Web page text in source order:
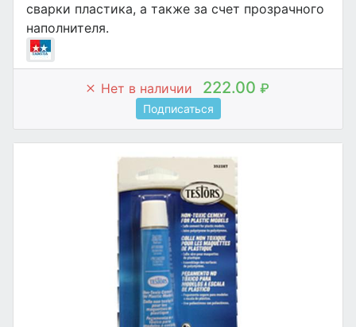
сварки пластика, а также за счет прозрачного
наполнителя.
Нет в наличии 222.00 ₽
Подписаться